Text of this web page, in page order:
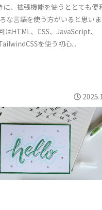
に、拡張機能を使うととても便
な言語を使う方がいると思い
はHTML、CSS、JavaScript、
を使う初心...